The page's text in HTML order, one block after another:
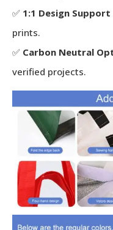
✅ 1:1 Design Support
prints.
✅ Carbon Neutral
verified projects.